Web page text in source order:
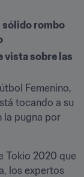
sólido rombo
vista sobre las
Femenino,
tocando a su
la pugna por
Tokio 2020 que
los expertos